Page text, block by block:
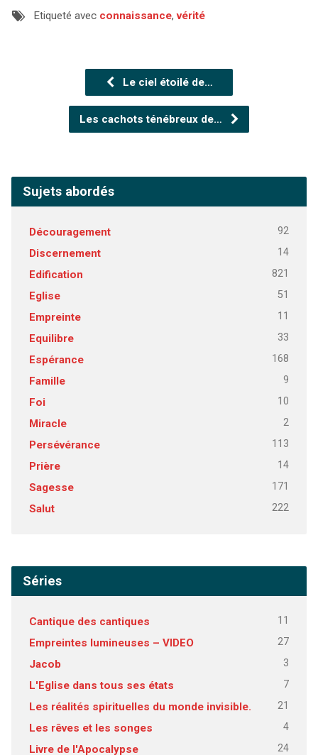
Etiqueté avec connaissance,vérité
Le ciel étoilé de…
Les cachots ténébreux de…
Sujets abordés
Découragement 92
Discernement 14
Edification 821
Eglise 51
Empreinte 11
Equilibre 33
Espérance 168
Famille 9
Foi 10
Miracle 2
Persévérance 113
Prière 14
Sagesse 171
Salut 222
Séries
Cantique des cantiques 11
Empreintes lumineuses – VIDEO 27
Jacob 3
L'Eglise dans tous ses états 7
Les réalités spirituelles du monde invisible. 21
Les rêves et les songes 4
Livre de l'Apocalypse 24